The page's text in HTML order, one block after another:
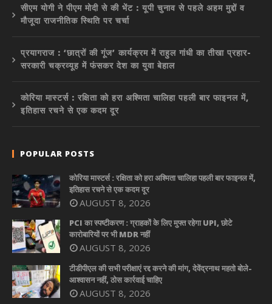
सीएम योगी ने पीएम मोदी से की भेंट : यूपी चुनाव से पहले अहम मुद्दों व
मौजूदा राजनीतिक स्थिति पर चर्चा
प्रयागराज : ‘छात्रों की गूंज’ कार्यक्रम में राहुल गांधी का तीखा प्रहार-
सरकारी चक्रव्यूह में फंसकर देश का युवा बेहाल
कोरिया मास्टर्स : रक्षिता को हरा अश्मिता चालिहा पहली बार फाइनल में,
इतिहास रचने से एक कदम दूर
POPULAR POSTS
कोरिया मास्टर्स : रक्षिता को हरा अश्मिता चालिहा पहली बार फाइनल में,
इतिहास रचने से एक कदम दूर
AUGUST 8, 2026
PCI का स्पष्टीकरण : ग्राहकों के लिए मुफ्त रहेगा UPI, छोटे
कारोबारियों पर भी MDR नहीं
AUGUST 8, 2026
टीडीपीएल की सभी परीक्षाएं रद्द करने की मांग, देवेंद्रनाथ महतो बोले-
आश्वासन नहीं, ठोस कार्रवाई चाहिए
AUGUST 8, 2026